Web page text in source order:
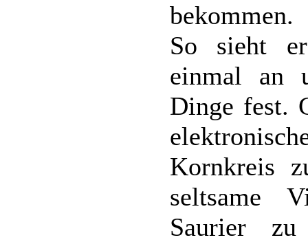
bekommen.
So sieht
einmal an
Dinge fest.
Kornkreis
seltsame
Saurier